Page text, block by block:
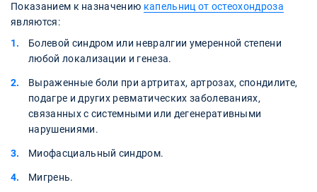
Показанием к назначению капельниц от остеохондроза
являются:
Болевой синдром или невралгии умеренной степени
любой локализации и генеза.
Выраженные боли при артритах, артрозах, спондилите,
подагре и других ревматических заболеваниях,
связанных с системными или дегенеративными
нарушениями.
Миофасциальный синдром.
Мигрень.